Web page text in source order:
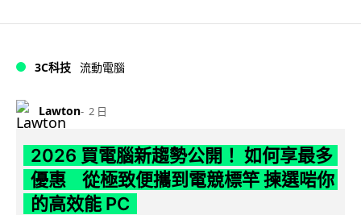
3C科技 流動電腦
Lawton 2 日
2026 買電腦新趨勢公開！ 如何享最多
優惠 從極致便攜到電競標竿 揀選啱你
的高效能 PC